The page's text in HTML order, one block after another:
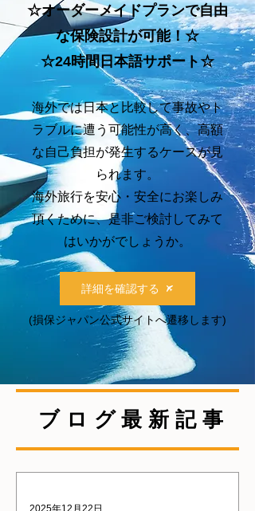
☆オーダーメイドプランで自由
な保険設計が可能！☆
☆24時間日本語サポート☆
海外では日本と比較して事故やト
ラブルに遭う可能性が高く、高額
な自己負担が発生するケースが見
られます。
​海外旅行を安心・安全にお楽しみ
頂くために、是非ご検討してみて
はいかがでしょうか。
詳細を確認する
(損保ジャパン公式サイトへ遷移します)
​ブログ最新記事
2025年12月22日